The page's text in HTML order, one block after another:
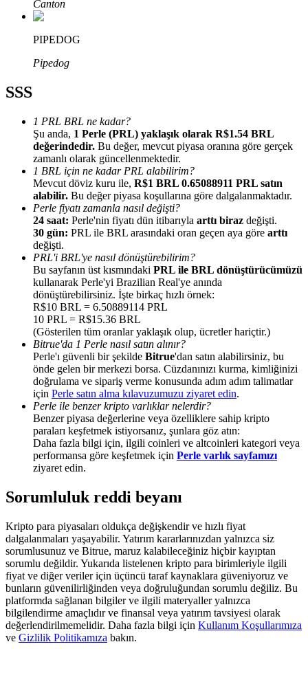
Kullanıcı başına %65'e kadar komisyon!
Yönlendirme
Arkadaşını davet et, nakit ödüller kazan
BTC Welcome Rewards
Deposit CASHCAT & Win
Share 500000 CASHCAT prize pool
Canton
PIPEDOG
Pipedog
SSS
1 PRL BRL ne kadar?
Şu anda, 1 Perle (PRL) yaklaşık olarak R$1.54 BRL
değerindedir. Bu değer, mevcut piyasa oranına göre gerçek
zamanlı olarak güncellenmektedir.
1 BRL için ne kadar PRL alabilirim?
Mevcut döviz kuru ile, R$1 BRL 0.65088911 PRL satın
alabilir. Bu değer piyasa koşullarına göre dalgalanmaktadır.
Perle fiyatı zamanla nasıl değişti?
24 saat: Perle'nin fiyatı dün itibarıyla arttı biraz değişti.
30 gün: PRL ile BRL arasındaki oran geçen aya göre arttı
değişti.
PRL'i BRL'ye nasıl dönüştürebilirim?
Bu sayfanın üst kısmındaki PRL ile BRL dönüştürücümüzü
kullanarak Perle'yi Brazilian Real'ye anında
dönüştürebilirsiniz. İşte birkaç hızlı örnek:
R$10 BRL = 6.50889114 PRL
10 PRL = R$15.36 BRL
(Gösterilen tüm oranlar yaklaşık olup, ücretler hariçtir.)
Bitrue'da 1 Perle nasıl satın alınır?
Perle'ı güvenli bir şekilde Bitrue'dan satın alabilirsiniz, bu
önde gelen bir merkezi borsa. Cüzdanınızı kurma, kimliğinizi
doğrulama ve sipariş verme konusunda adım adım talimatlar
için Perle satın alma kılavuzumuzu ziyaret edin.
Perle ile benzer kripto varlıklar nelerdir?
Benzer piyasa değerlerine veya özelliklere sahip kripto
paraları keşfetmek istiyorsanız, şunlara göz atın:
Daha fazla bilgi için, ilgili coinleri ve altcoinleri kategori veya
performansa göre keşfetmek için Perle varlık sayfamızı
ziyaret edin.
Sorumluluk reddi beyanı
Kripto para piyasaları oldukça değişkendir ve hızlı fiyat
dalgalanmaları yaşayabilir. Yatırım kararlarınızdan yalnızca siz
sorumlusunuz ve Bitrue, maruz kalabileceğiniz hiçbir kayıptan
sorumlu değildir. Yukarıda listelenen kripto para birimleriyle ilgili
fiyat ve diğer veriler için üçüncü taraf kaynaklara güveniyoruz ve
bunların güvenilirliğinden veya doğruluğundan sorumlu değiliz. Bu
platformda sağlanan bilgiler ve ilgili materyaller yalnızca
bilgilendirme amaçlıdır ve finansal veya yatırım tavsiyesi olarak
değerlendirilmemelidir. Daha fazla bilgi için Kullanım Koşullarımıza
ve Gizlilik Politikamıza bakın.